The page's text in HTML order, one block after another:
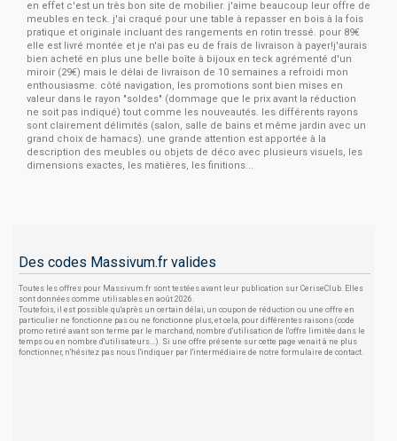
en effet c'est un très bon site de mobilier. j'aime beaucoup leur offre de
meubles en teck. j'ai craqué pour une table à repasser en bois à la fois
pratique et originale incluant des rangements en rotin tressé. pour 89€
elle est livré montée et je n'ai pas eu de frais de livraison à payer!j'aurais
bien acheté en plus une belle boîte à bijoux en teck agrémenté d'un
miroir (29€) mais le délai de livraison de 10 semaines a refroidi mon
enthousiasme. côté navigation, les promotions sont bien mises en
valeur dans le rayon "soldes" (dommage que le prix avant la réduction
ne soit pas indiqué) tout comme les nouveautés. les différents rayons
sont clairement délimités (salon, salle de bains et même jardin avec un
grand choix de hamacs). une grande attention est apportée à la
description des meubles ou objets de déco avec plusieurs visuels, les
dimensions exactes, les matières, les finitions...
Des codes Massivum.fr valides
Toutes les offres pour Massivum.fr sont testées avant leur publication sur CeriseClub. Elles
sont données comme utilisables en août 2026.
Toutefois, il est possible qu'après un certain délai, un coupon de réduction ou une offre en
particulier ne fonctionne pas ou ne fonctionne plus, et cela, pour différentes raisons (code
promo retiré avant son terme par le marchand, nombre d'utilisation de l'offre limitée dans le
temps ou en nombre d'utilisateurs...). Si une offre présente sur cette page venait à ne plus
fonctionner, n'hésitez pas nous l'indiquer par l'intermédiaire de notre formulaire de contact.